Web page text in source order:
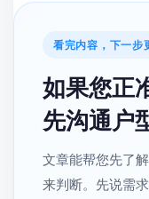
看完内容，下一步
如果您正
先沟通户
文章能帮您先了
来判断。先说需